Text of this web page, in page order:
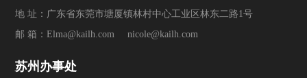
地 址：广东省东莞市塘厦镇林村中心工业区林东二路1号
邮 箱：Elma@kailh.com nicole@kailh.com
苏州办事处